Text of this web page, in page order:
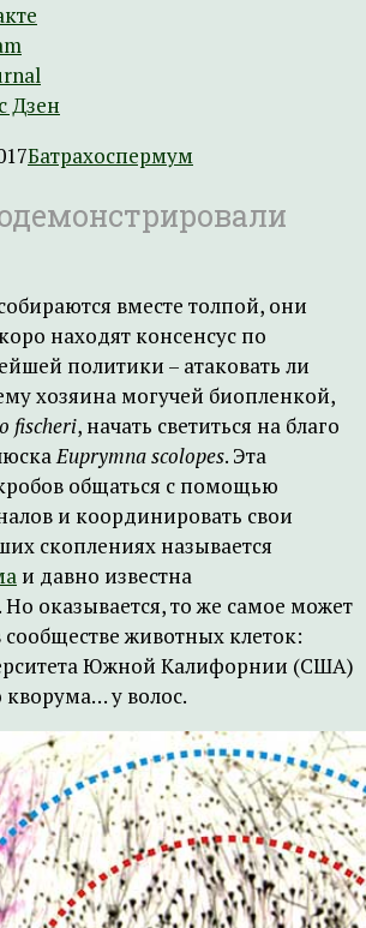
Дзен
Батрахоспермум
вместе толпой, они
находят консенсус по
политики – атаковать ли
хозяина могучей биопленкой,
fischeri, начать светиться на благо
Euprymna scolopes. Эта
общаться с помощью
и координировать свои
скоплениях называется
и давно известна
оказывается, то же самое может
животных клеток:
Южной Калифорнии (США)
кворума… у волос.